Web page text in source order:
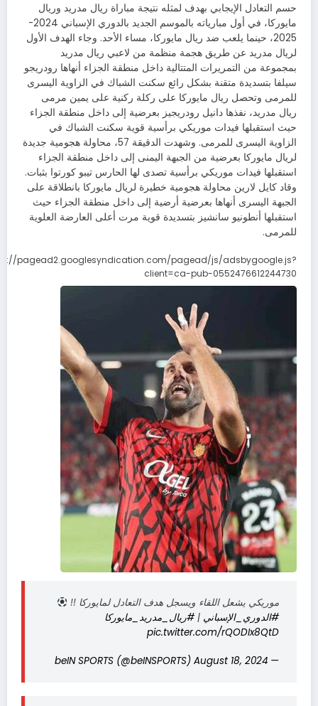
حسم التعادل الإيجابي بهدف لمثله نتيجة مباراة ريال مدريد وريال
مايوركا، في أول مبارياته بالموسم الجديد بالدوري الإسباني 2024-
2025، حينما يلعب ضد ريال مايوركا، مساء الأحد. وجاء الهدف الأول
لريال مدريد عن طريق هجمة منظمة من لاعبي ريال مدريد
بمجموعة من التمريرات المتتالية داخل منطقة الجزاء أنهاها رودريجو
سيلفا بتسديدة متقنة بشكل رائع سكنت الشباك في الزاوية اليسرى
للمرمى وتحصل ريال مايوركا على ركلة ركنية على يمين مرمى
ريال مدريد، نفذها دانيل رودريجيز بعرضية إلى داخل منطقة الجزاء
حيث استقبلها فيدات موريكي برأسية قوية سكنت الشباك في
الزاوية اليسرى للمرمى. وشهدت الدقيقة 57، محاولة هجومية جديدة
لريال مايوركا بعرضية من الجبهة اليمنى إلى داخل منطقة الجزاء
استقبلها فيدات موريكي برأسية تصدى لها الحارس تيبو كورتوا بثبات.
وقاد كايل لارين محاولة هجومية خطيرة لريال مايوركا بانطلاقة على
الجبهة اليسرى أنهاها بعرضية أرضية إلى داخل منطقة الجزاء حيث
استقبلها أنطونيو سانشيز بتسديدة قوية مرت أعلى العارضة العلوية
للمرمى.
pagead2.googlesyndication.com/pagead/js/adsbygoogle.js?
client=ca-pub-0552476612244730
موريكي يشعل اللقاء ويسجل هدف التعادل لمايوركا !!
#الدوري_الإسباني |#ريال_مدريد_مايوركا
pic.twitter.com/rQODIx8QtD
— beIN SPORTS (@beINSPORTS)
August 18, 2024